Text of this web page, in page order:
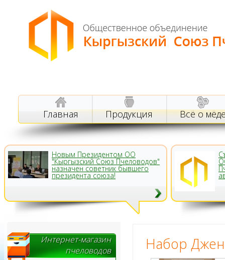
Главная Продукция Всё о
Новым Президентом ОО
"Кыргызский Союз Пчеловодов"
назначен советник бывшего
президента союза!
Интернет-магазин
пчеловодов
Набор